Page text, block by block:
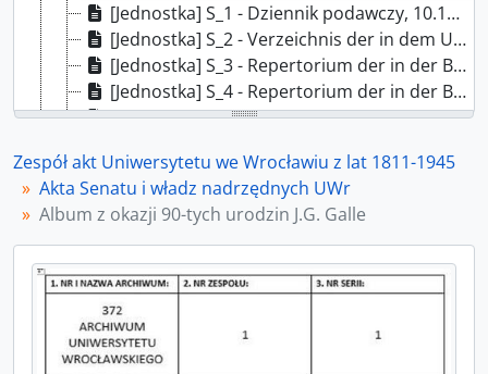
[Jednostka] S_1 - Dziennik podawczy, 10.10.1932 - 18.04.1934
[Jednostka] S_2 - Verzeichnis der in dem Universitäts-Archiv zu Breslau befindlichen Original-Urkunden, vor dem 1839
[Jednostka] S_3 - Repertorium der in der Breslauer Universitäts-Registratur vorhandenen General-Akten, 1811 - 1931
[Jednostka] S_4 - Repertorium der in der Breslauer Universitäts-Registratur vorhandenen Special-Akten, 1811 - 1926
[Jednostka] S_5 - Protokoły posiedzeń senatu Uniwersytetu Frankfurckiego, 12.05.1784 - 29.07.1811
[Jednostka] S_7 - Protokoły posiedzeń senatu Uniwersytetu Wrocławskiego, 24.04.1824 - 03.10.1835
[Jednostka] S_8 - Protokoły posiedzeń senatu Uniwersytetu Wrocławskiego, 31.10.1835 - 07.10.1848
[Jednostka] S_9 - Protokoły posiedzeń senatu Uniwersytetu Wrocławskiego, 28.10.1848 - 29.12.1855
[Jednostka] S_10 - Protokoły posiedzeń senatu Uniwersytetu Wrocławskiego, 19.01.1856 - 22.04.1867
[Jednostka] S_11 - Protokoły posiedzeń senatu Uniwersytetu Wrocławskiego, 11.05.1867 - 21.12.1887
[Jednostka] S_12 - Protokoły posiedzeń senatu Uniwersytetu Wrocławskiego, 18.01.1888 - 17.12.1898
[Jednostka] S_13 - Protokoły posiedzeń senatu Uniwersytetu Wrocławskiego, 21.01.1889 - 23.05.1903
[Jednostka] S_14 - Protokoły posiedzeń senatu Uniwersytetu Wrocławskiego, 13.06.1903 - 08.05.1909
Zespół akt Uniwersytetu we Wrocławiu z lat 1811-1945
Akta Senatu i władz nadrzędnych UWr
Album z okazji 90-tych urodzin J.G. Galle